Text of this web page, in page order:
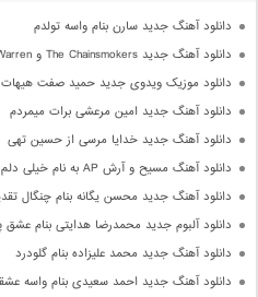
دانلود آهنگ جدید سارن بنام واسه تولدم
دانلود آهنگ جدید The Chainsmokers و Emily Warren بنام Side Effects
دانلود موزیک ویدوی جدید حمید صفت هیهات
دانلود آهنگ جدید امین مرعشی برات میمردم
دانلود آهنگ جدید خدایا مرسی از حسین تهی
دانلود آهنگ مسیح و آرش AP به نام خیلی دلم تنگه
دانلود آهنگ جدید محسن یگانه بنام چنگال
دانلود آلبوم جدید محمدرضا هدایتی بنام عشق
دانلود آهنگ جدید محمد علیزاده بنام گلودرد
دانلود آهنگ جدید احمد سعیدی بنام واسه